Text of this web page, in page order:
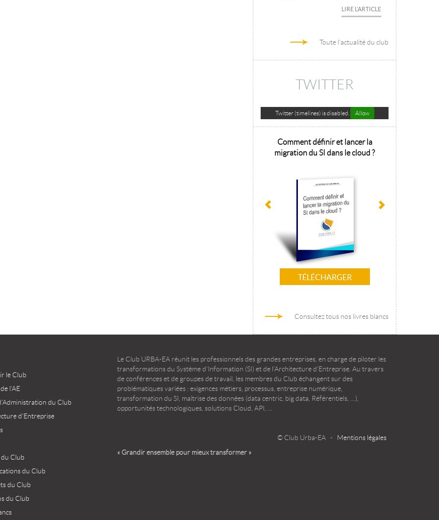
LIRE L'ARTICLE
Toute l'actualité du club
TWITTER
Twitter (timelines) is disabled. Allow
Comment définir et lancer la
migration du SI dans le cloud ?
TÉLÉCHARGER
Architecture
Consultez tous nos livres blancs
le Club
l’AE
du Club
d’Entreprise
du Club
du Club
du Club
du Club
Le Club URBA-EA réunit les professionnels des grandes entreprises, en charge de piloter les
transformations du Système d’Information (SI) et de l’Architecture d’Entreprise. Au travers
de conférences et de groupes de travail, les membres du Club échangent sur des
problématiques variées : exigences métiers, processus, entreprise numérique,
transformation du SI, maîtrise des données (data centric, big data, Référentiels, …),
opportunités technologiques, solutions Cloud, API, …
© Club Urba-EA - Mentions légales
« Grandir ensemble pour mieux transformer »